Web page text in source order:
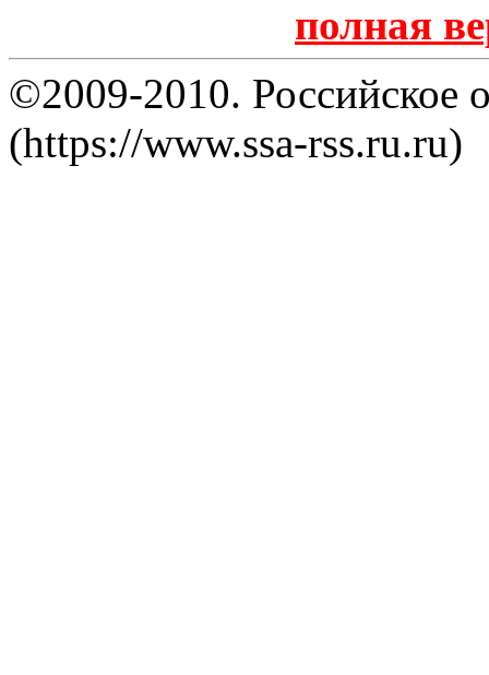
полная
©2009-2010. Российское
(https://www.ssa-rss.ru.ru)